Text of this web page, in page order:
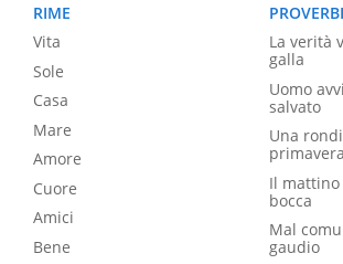
RIME
Vita
Sole
Casa
Mare
Amore
Cuore
Amici
Bene
PROVERBI
La verità
galla
Uomo
salvato
Una
primavera
Il
bocca
Mal
gaudio